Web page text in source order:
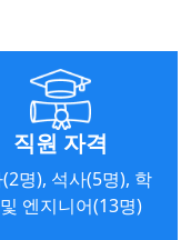
직원 자격
명), 석사(5명), 학
엔지니어(13명)